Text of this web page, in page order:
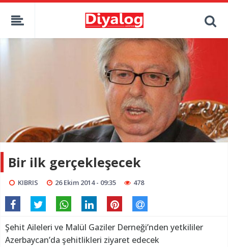
Bir ilk gerçekleşecek
KIBRIS 26 Ekim 2014 - 09:35 478
Şehit Aileleri ve Malül Gaziler Derneği’nden yetkililer
Azerbaycan’da şehitlikleri ziyaret edecek